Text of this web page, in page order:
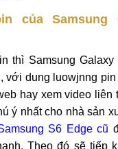
của Samsung
thì Samsung
với dung luowjnng
hay xem video liên
ý nhất cho nhà sản
S6 Edge cũ
Theo đó sẽ tiếp